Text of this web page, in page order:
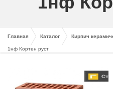
Главная Каталог Кирпич
1нф Кортен руст